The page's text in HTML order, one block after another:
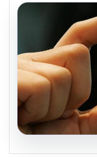
06.08.2026